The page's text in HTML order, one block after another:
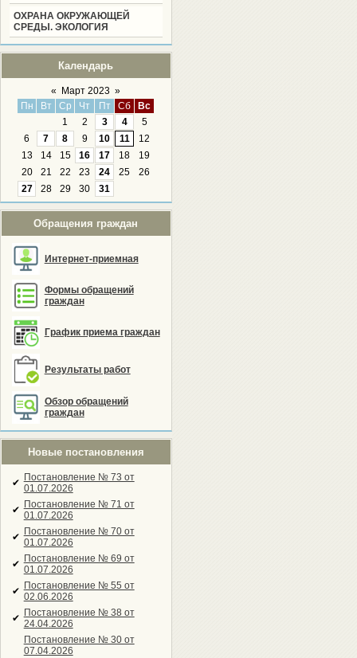
ОХРАНА ОКРУЖАЮЩЕЙ
СРЕДЫ. ЭКОЛОГИЯ
Календарь
« Март 2023 »
Пн
Вт Ср Чт Пт Сб
Вс
1
2 3 4
5
6
7 8 9 10 11
12
13
14 15 16 17 18
19
20
21 22 23 24 25
26
27
28 29 30 31
Обращения граждан
Интернет-приемная
Формы обращений
граждан
График приема граждан
Результаты работ
Обзор обращений
граждан
Новые постановления
✔ Постановление № 73 от
01.07.2026
✔ Постановление № 71 от
01.07.2026
✔ Постановление № 70 от
01.07.2026
✔ Постановление № 69 от
01.07.2026
✔ Постановление № 55 от
02.06.2026
✔ Постановление № 38 от
24.04.2026
Постановление № 30 от
07.04.2026